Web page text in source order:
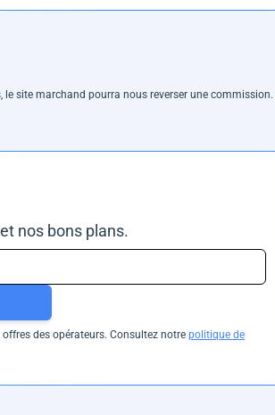
le site marchand pourra nous reverser une commission.
nos bons plans.
des opérateurs. Consultez notre politique de